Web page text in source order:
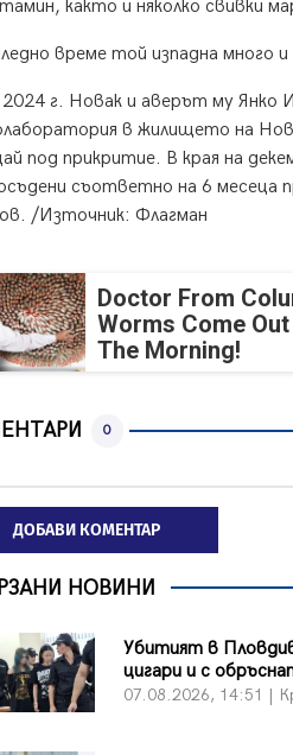
както и няколко свивки
време той изпадна много
г. Новак и аверът му Янко
в жилището на
под прикритие. В края на
съответно на 6 месеца
/Източник: Флагман
Doctor From
Worms Come
The Morning!
0
ДОБАВИ КОМЕНТАР
НОВИНИ
Убитият в
цигари и с
07.08.2026, 14:51 |